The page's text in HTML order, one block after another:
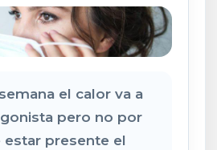
el calor va a
pero no por
estar presente el